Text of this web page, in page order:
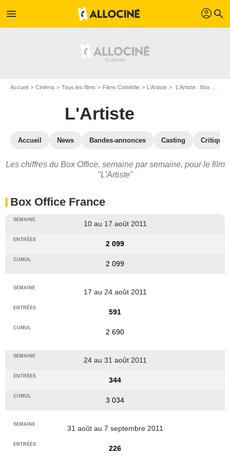
menu profil search
Accueil Cinéma Tous les films Films Comédie L'Artiste L'Artiste : Box Office
L'Artiste
Accueil News Bandes-annonces Casting
Les chiffres du Box Office, semaine par semaine, pour le film
"L'Artiste"
Box Office France
10 au 17 août 2011
2 099
2 099
17 au 24 août 2011
591
2 690
24 au 31 août 2011
344
3 034
31 août au 7 septembre 2011
226